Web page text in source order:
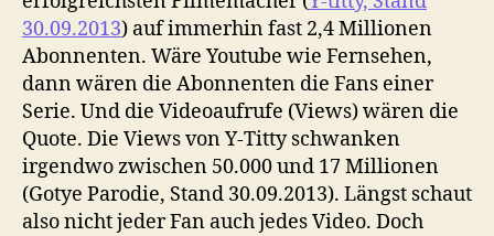
30.09.2013) auf immerhin fast 2,4 Millionen
Abonnenten. Wäre Youtube wie Fernsehen,
dann wären die Abonnenten die Fans einer
Serie. Und die Videoaufrufe (Views) wären die
Quote. Die Views von Y-Titty schwanken
irgendwo zwischen 50.000 und 17 Millionen
(Gotye Parodie, Stand 30.09.2013). Längst schaut
also nicht jeder Fan auch jedes Video. Doch